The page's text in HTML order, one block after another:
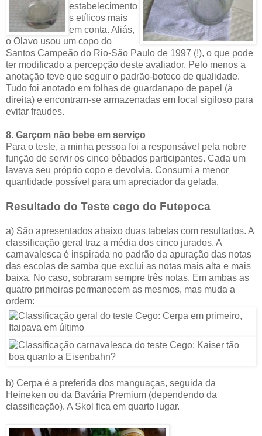
estabelecimento
s etílicos mais
em conta. Aliás,
o Olavo usou um copo do
Santos Campeão do Rio-São Paulo de 1997 (!), o que pode
ter modificado a percepção deste avaliador. Pelo menos a
anotação teve que seguir o padrão-boteco de qualidade.
Tudo foi anotado em folhas de guardanapo de papel (à
direita) e encontram-se armazenadas em local sigiloso para
evitar fraudes.
8. Garçom não bebe em serviço
Para o teste, a minha pessoa foi a responsável pela nobre
função de servir os cinco bêbados participantes. Cada um
lavava seu próprio copo e devolvia. Consumi a menor
quantidade possível para um apreciador da gelada.
Resultado do Teste cego do Futepoca
a) São apresentados abaixo duas tabelas com resultados. A
classificação geral traz a média dos cinco jurados. A
carnavalesca é inspirada no padrão da apuração das notas
das escolas de samba que exclui as notas mais alta e mais
baixa. No caso, sobraram sempre três notas. Em ambas as
quatro primeiras permanecem as mesmos, mas muda a
ordem:
b) Cerpa é a preferida dos manguaças, seguida da
Heineken ou da Bavária Premium (dependendo da
classificação). A Skol fica em quarto lugar.